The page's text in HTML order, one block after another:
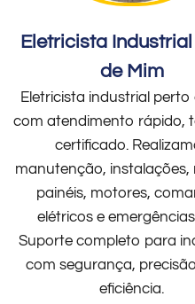
Eletricista
de Mim
Eletricista industrial perto
com atendimento rápido,
certificado.
manutenção, instalações,
painéis, motores,
elétricos e
Suporte completo para
com segurança,
eficiência.